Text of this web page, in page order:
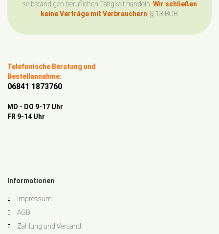
selbständigen beruflichen Tätigkeit handeln. Wir schließen
keine Verträge mit Verbrauchern , § 13 BGB.
Telefonische Beratung und
Bestellannahme:
06841 1873760
MO - DO 9-17 Uhr
FR 9-14 Uhr
Informationen
Impressum
AGB
Zahlung und Versand